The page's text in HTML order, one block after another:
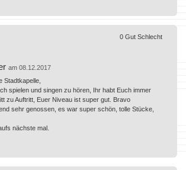
am 08.12.2017
Stadtkapelle,
spielen und singen zu hören, Ihr habt Euch immer
zu Auftritt, Euer Niveau ist super gut. Bravo
sehr genossen, es war super schön, tolle Stücke,
nächste mal.
0 Gut Schlecht